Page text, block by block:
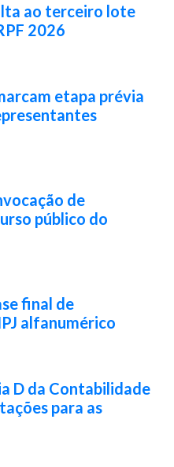
ao terceiro lote
2026
etapa prévia
de
público do
final de
alfanumérico
D da Contabilidade
para as